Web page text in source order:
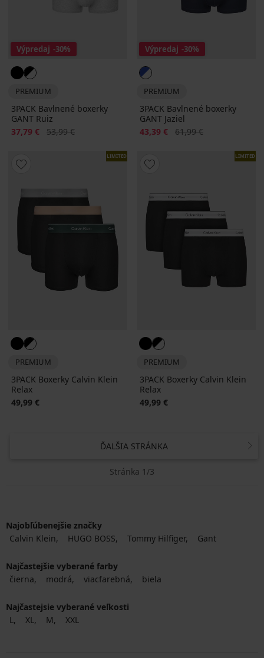
Výpredaj -30%
PREMIUM
3PACK Bavlnené boxerky
GANT Ruiz
Zľava
37,79 € Pôvodná cena
53,99 €
Výpredaj -30%
PREMIUM
3PACK Bavlnené boxerky
GANT Jaziel
Zľava
43,39 € Pôvodná cena
61,99 €
LIMITED
PREMIUM
3PACK Boxerky Calvin Klein
Relax
49,99 €
LIMITED
PREMIUM
3PACK Boxerky Calvin Klein
Relax
49,99 €
ĎALŠIA STRÁNKA
Stránka 1/3
Najobľúbenejšie značky
Calvin Klein
HUGO BOSS Tommy Hilfiger Gant
Najčastejšie vyberané farby
čierna
modrá viacfarebná biela
Najčastejsie vyberané veľkosti
L
XL M XXL